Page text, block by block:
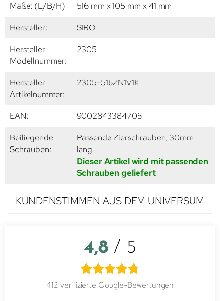
Maße: (L/B/H)
516 mm x 105 mm x 41 mm
Hersteller:
SIRO
Hersteller
Modellnummer:
2305
Hersteller
Artikelnummer:
2305-516ZN1V1K
EAN:
9002843384706
Beiliegende
Schrauben:
Passende Zierschrauben, 30mm
lang
Dieser Artikel wird mit passenden
Schrauben geliefert
KUNDENSTIMMEN AUS DEM UNIVERSUM
4,8 / 5
412 verifizierte Google-Bewertungen